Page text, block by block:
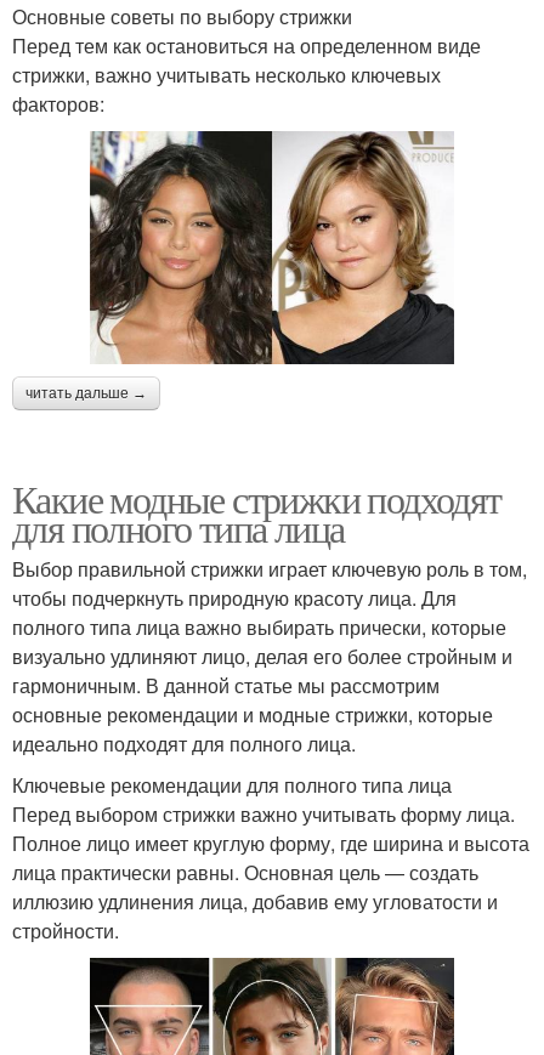
Основные советы по выбору стрижки
Перед тем как остановиться на определенном виде
стрижки, важно учитывать несколько ключевых
факторов:
читать дальше →
Какие модные стрижки подходят
для полного типа лица
Выбор правильной стрижки играет ключевую роль в том,
чтобы подчеркнуть природную красоту лица. Для
полного типа лица важно выбирать прически, которые
визуально удлиняют лицо, делая его более стройным и
гармоничным. В данной статье мы рассмотрим
основные рекомендации и модные стрижки, которые
идеально подходят для полного лица.
Ключевые рекомендации для полного типа лица
Перед выбором стрижки важно учитывать форму лица.
Полное лицо имеет круглую форму, где ширина и высота
лица практически равны. Основная цель — создать
иллюзию удлинения лица, добавив ему угловатости и
стройности.